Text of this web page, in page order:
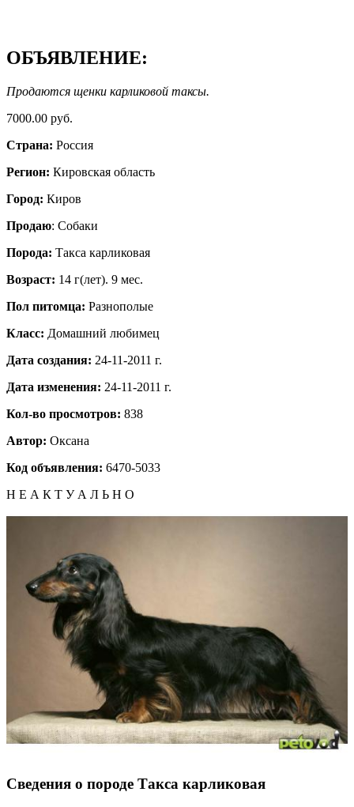
ОБЪЯВЛЕНИЕ:
Продаются щенки карликовой таксы.
7000.00 руб.
Страна: Россия
Регион: Кировская область
Город: Киров
Продаю: Собаки
Порода: Такса карликовая
Возраст: 14 г(лет). 9 мес.
Пол питомца: Разнополые
Класс: Домашний любимец
Дата создания: 24-11-2011 г.
Дата изменения: 24-11-2011 г.
Кол-во просмотров: 838
Автор: Оксана
Код объявления: 6470-5033
Н Е А К Т У А Л Ь Н О
Сведения о породе Такса карликовая